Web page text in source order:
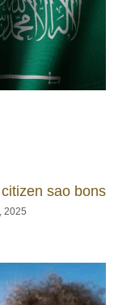
sao bons
2025